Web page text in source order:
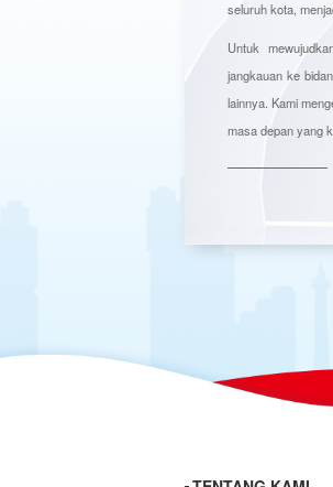
seluruh kota,
Untuk
jangkauan ke
lainnya. Kami
masa depan yang